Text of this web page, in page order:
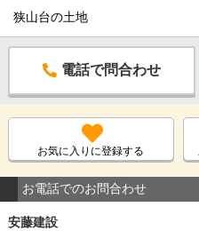
狭山台の土地
電話で問合わせ
お気に入りに登録する
お電話でのお問合わせ
安藤建設